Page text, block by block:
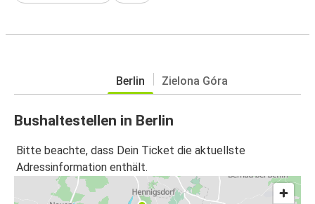
Berlin Zielona Góra
Bushaltestellen in Berlin
Bitte beachte, dass Dein Ticket die aktuellste
Adressinformation enthält.